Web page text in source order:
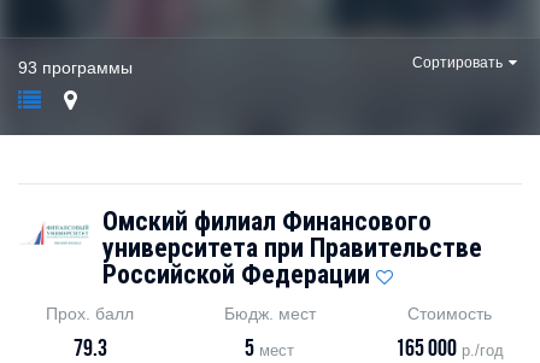
93 программы Сортировать
Омский филиал Финансового
университета при Правительстве
Российской Федерации
Прох. балл
79.3
Бюдж. мест
5 мест
Стоимость
165 000 р./год